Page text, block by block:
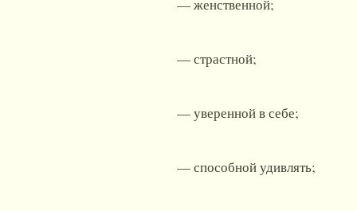
— женственной;
— страстной;
— уверенной в себе;
— способной удивлять;